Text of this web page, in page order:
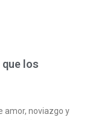
los
amor, noviazgo y